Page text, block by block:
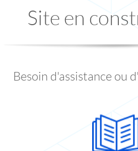
Site en
Besoin d'assistance ou